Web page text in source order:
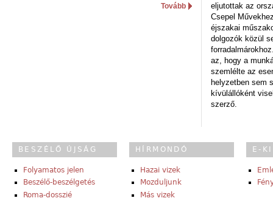
Tovább
eljutottak az
Csepel
éjszakai
dolgozók közül
az, hogy a
szemlélte az
helyzetben sem
kívülállóként
szerző.
BESZÉLŐ ÚJSÁG
Folyamatos jelen
Beszélő-beszélgetés
Roma-dosszié
HÍRMONDÓ
Hazai vizek
Mozduljunk
Más vizek
E-